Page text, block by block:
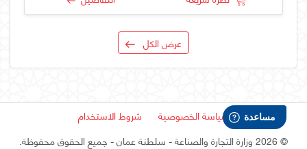
عرض الكل
سياسة الخصوصية
شروط الاستخدام
©2026 وزارة التجارة والصناعة - سلطنة عمان - جميع الحقوق محفوظة.